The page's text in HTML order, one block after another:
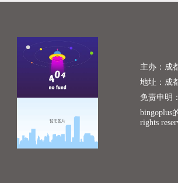
主办：成
地址：成
免责申明
bingoplus
rights